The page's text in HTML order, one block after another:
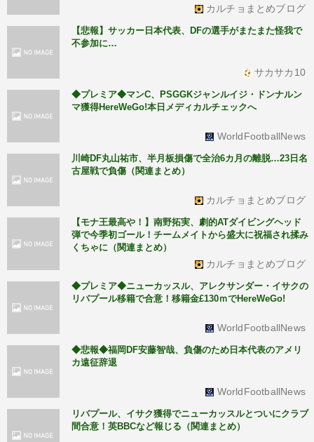
カルチョまとめブログ
【悲報】サッカー日本代表、DFの選手がまたまた怪我で
不参加に…
サカサカ10
◆プレミア◆マンC、PSGGKジャンルイジ・ドンナルン
マ獲得HereWeGo!本日メディカルチェックへ
WorldFootballNews
川崎DF丸山祐市、半月板損傷で全治6カ月の離脱…23日名
古屋戦で負傷（関連まとめ）
カルチョまとめブログ
【モナ王最高や！】南野拓実、劇的ATダイビングヘッド
弾で今季初ゴール！チームメイトから盛大に祝福され揉み
くちゃに（関連まとめ）
カルチョまとめブログ
◆プレミア◆ニューカッスル、アレクサンダー・イサクの
リバプール移籍で合意！移籍金£130ｍでHereWeGo!
WorldFootballNews
◆悲報◆福岡DF安藤智哉、負傷のため日本代表のアメリ
カ遠征辞退
WorldFootballNews
リバプール、イサク獲得でニューカッスルとついにクラブ
間合意！英BBCなど報じる（関連まとめ）